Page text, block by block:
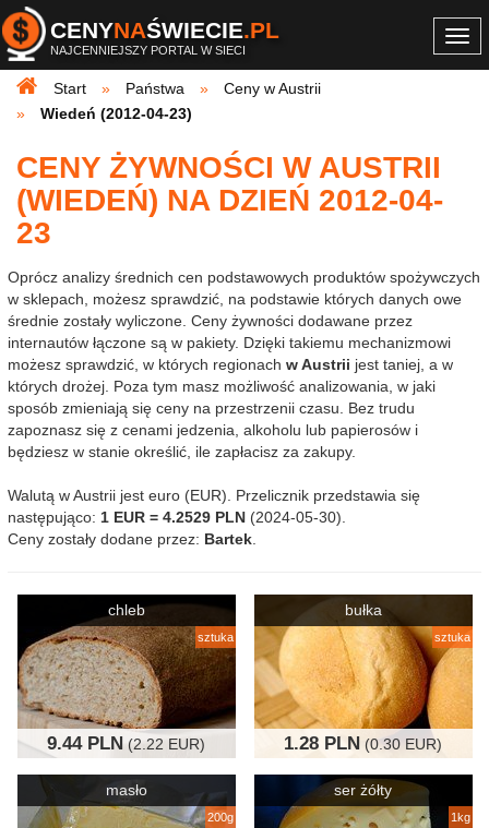
CENYNAŚWIECIE.PL
NAJCENNIEJSZY PORTAL W SIECI
Start
Państwa
Ceny w Austrii
Wiedeń (2012-04-23)
CENY ŻYWNOŚCI W AUSTRII
(WIEDEŃ) NA DZIEŃ 2012-04-
23
Oprócz analizy średnich cen podstawowych produktów spożywczych
w sklepach, możesz sprawdzić, na podstawie których danych owe
średnie zostały wyliczone. Ceny żywności dodawane przez
internautów łączone są w pakiety. Dzięki takiemu mechanizmowi
możesz sprawdzić, w których regionach w Austrii jest taniej, a w
których drożej. Poza tym masz możliwość analizowania, w jaki
sposób zmieniają się ceny na przestrzenii czasu. Bez trudu
zapoznasz się z cenami jedzenia, alkoholu lub papierosów i
będziesz w stanie określić, ile zapłacisz za zakupy.
Walutą w Austrii jest euro (EUR). Przelicznik przedstawia się
następująco: 1 EUR = 4.2529 PLN (2024-05-30).
Ceny zostały dodane przez: Bartek
chleb
sztuka
9.44 PLN (2.22 EUR)
bułka
sztuka
1.28 PLN (0.30 EUR)
masło
200g
ser żółty
1kg